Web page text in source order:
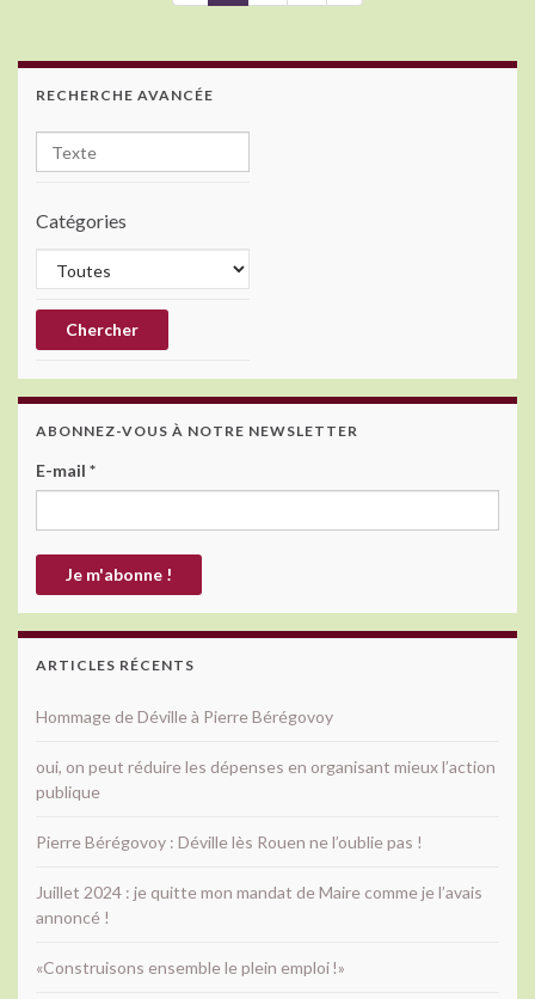
RECHERCHE AVANCÉE
Catégories
ABONNEZ-VOUS À NOTRE NEWSLETTER
E-mail *
ARTICLES RÉCENTS
Hommage de Déville à Pierre Bérégovoy
oui, on peut réduire les dépenses en organisant mieux l’action
publique
Pierre Bérégovoy : Déville lès Rouen ne l’oublie pas !
Juillet 2024 : je quitte mon mandat de Maire comme je l’avais
annoncé !
«Construisons ensemble le plein emploi !»